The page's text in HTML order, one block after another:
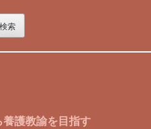
検索
護教諭を目指す